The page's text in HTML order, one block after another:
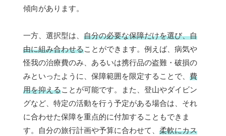
傾向があります。
一方、選択型は、 自分の必要な保障だけを選び、自
由に組み合わせることができます。例えば、病気や
怪我の治療費のみ、あるいは携行品の盗難・破損の
みといったように、保障範囲を限定することで、 費
用を抑えることが可能です。また、登山やダイビン
グなど、特定の活動を行う予定がある場合は、それ
に合わせた保障を重点的に付加することもできま
す。自分の旅行計画や予算に合わせて、 柔軟にカス